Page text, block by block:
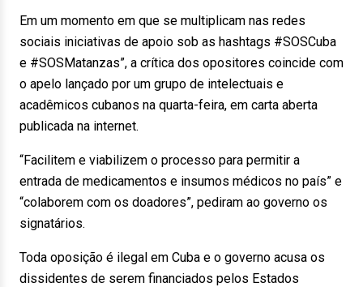
Em um momento em que se multiplicam nas redes
sociais iniciativas de apoio sob as hashtags #SOSCuba
e #SOSMatanzas”, a crítica dos opositores coincide com
o apelo lançado por um grupo de intelectuais e
acadêmicos cubanos na quarta-feira, em carta aberta
publicada na internet.
“Facilitem e viabilizem o processo para permitir a
entrada de medicamentos e insumos médicos no país” e
“colaborem com os doadores”, pediram ao governo os
signatários.
Toda oposição é ilegal em Cuba e o governo acusa os
dissidentes de serem financiados pelos Estados